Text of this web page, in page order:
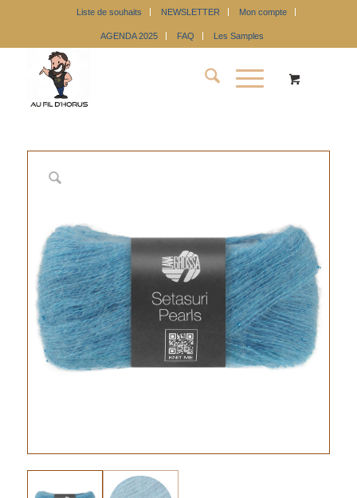
Liste de souhaits NEWSLETTER Mon compte
AGENDA 2025 FAQ Les Samples